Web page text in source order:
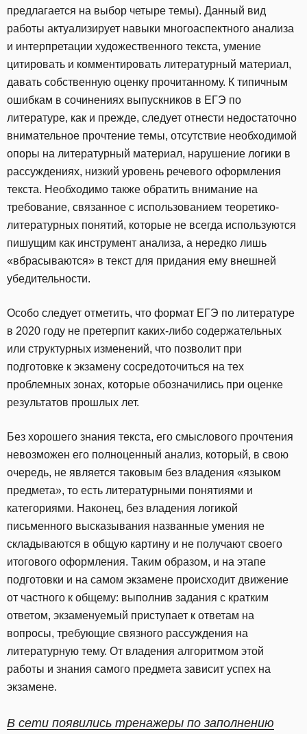
предлагается на выбор четыре темы). Данный вид
работы актуализирует навыки многоаспектного анализа
и интерпретации художественного текста, умение
цитировать и комментировать литературный материал,
давать собственную оценку прочитанному. К типичным
ошибкам в сочинениях выпускников в ЕГЭ по
литературе, как и прежде, следует отнести недостаточно
внимательное прочтение темы, отсутствие необходимой
опоры на литературный материал, нарушение логики в
рассуждениях, низкий уровень речевого оформления
текста. Необходимо также обратить внимание на
требование, связанное с использованием теоретико-
литературных понятий, которые не всегда используются
пишущим как инструмент анализа, а нередко лишь
«вбрасываются» в текст для придания ему внешней
убедительности.
Особо следует отметить, что формат ЕГЭ по литературе
в 2020 году не претерпит каких-либо содержательных
или структурных изменений, что позволит при
подготовке к экзамену сосредоточиться на тех
проблемных зонах, которые обозначились при оценке
результатов прошлых лет.
Без хорошего знания текста, его смыслового прочтения
невозможен его полноценный анализ, который, в свою
очередь, не является таковым без владения «языком
предмета», то есть литературными понятиями и
категориями. Наконец, без владения логикой
письменного высказывания названные умения не
складываются в общую картину и не получают своего
итогового оформления. Таким образом, и на этапе
подготовки и на самом экзамене происходит движение
от частного к общему: выполнив задания с кратким
ответом, экзаменуемый приступает к ответам на
вопросы, требующие связного рассуждения на
литературную тему. От владения алгоритмом этой
работы и знания самого предмета зависит успех на
экзамене.
В сети появились тренажеры по заполнению